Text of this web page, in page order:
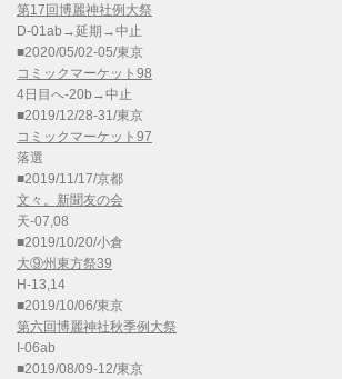
第17回博麗神社例大祭
D-01ab→延期→中止
■2020/05/02-05/東京
コミックマーケット98
4日目へ-20b→中止
■2019/12/28-31/東京
コミックマーケット97
落選
■2019/11/17/京都
文々。新聞友の会
天-07,08
■2019/10/20/小倉
大⑨州東方祭39
H-13,14
■2019/10/06/東京
第六回博麗神社秋季例大祭
I-06ab
■2019/08/09-12/東京